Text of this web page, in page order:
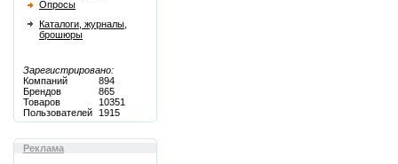
Опросы
Каталоги, журналы,
брошюры
Зарегистрировано:
Компаний
894
Брендов
865
Товаров
10351
Пользователей
1915
Реклама